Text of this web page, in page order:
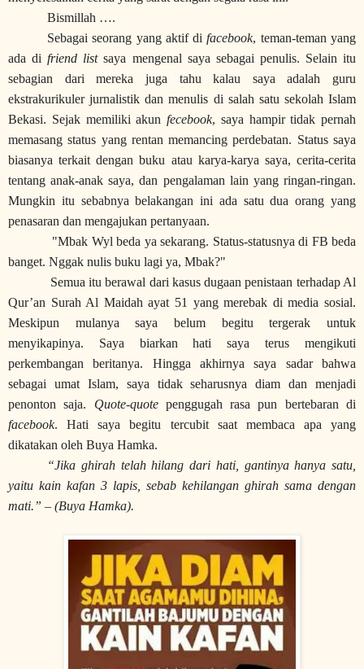
Bismillah ….
Sebagai seorang yang aktif difacebook, teman-teman yang
ada difriend listsaya mengenal saya sebagai penulis. Selain itu
sebagian dari mereka juga tahu kalau saya adalah guru
ekstrakurikuler jurnalistik dan menulis di salah satu sekolah Islam
Bekasi. Sejak memiliki akun fecebook, saya hampir tidak pernah
memasang status yang rentan memancing perdebatan. Status saya
biasanya terkait dengan buku atau karya-karya saya, cerita-cerita
tentang anak-anak saya, dan pengalaman lain yang ringan-ringan.
Mungkin itu sebabnya belakangan ini ada satu dua orang yang
penasaran dan mengajukan pertanyaan.
"Mbak Wyl beda ya sekarang. Status-statusnya di FB beda
banget. Nggak nulis buku lagi ya, Mbak?"
Semua itu berawal dari kasus dugaan penistaan terhadap Al
Qur’an Surah Al Maidah ayat 51 yang merebak di media sosial.
Meskipun mulanya saya belum begitu tergerak untuk
menyikapinya. Saya biarkan hati saya terus mengikuti
perkembangan beritanya. Hingga akhirnya saya sadar bahwa
sebagai umat Islam, saya tidak seharusnya diam dan menjadi
penonton saja. Quote-quotepenggugah rasa pun bertebaran di
facebook. Hati saya begitu tercubit saat membaca apa yang
dikatakan oleh Buya Hamka.
“Jika ghirah telah hilang dari hati, gantinya hanya satu,
yaitu kain kafan 3 lapis, sebab kehilangan ghirah sama dengan
mati.” – (Buya Hamka).